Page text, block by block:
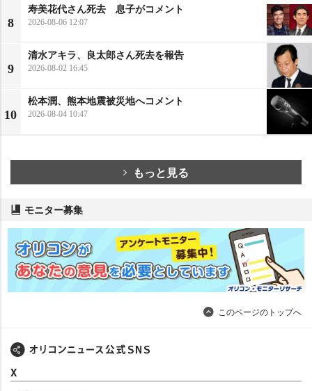
8
寿美花代さん死去 息子がコメント
2026-08-06 12:07
9
清水アキラ、良太郎さん死去を報告
2026-08-02 16:45
10
松本潤、熊本地震被災地へコメント
2026-08-04 10:47
もっと見る
モニター募集
このページのトップへ
X